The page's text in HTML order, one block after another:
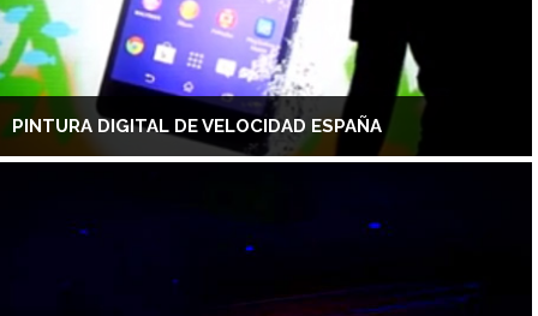
PINTURA DIGITAL DE VELOCIDAD ESPAÑA